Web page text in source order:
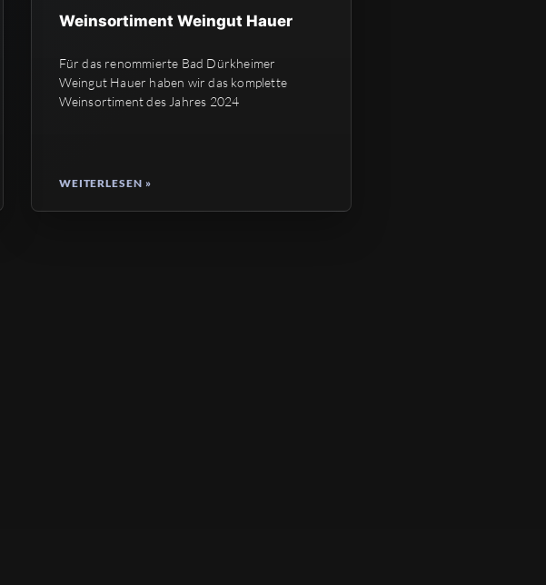
Weinsortiment Weingut Hauer
Für das renommierte Bad Dürkheimer
Weingut Hauer haben wir das komplette
Weinsortiment des Jahres 2024
WEITERLESEN »